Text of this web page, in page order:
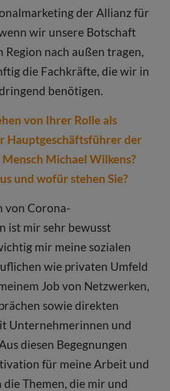
der Allianz für
wir unsere Botschaft
nach außen tragen,
die Fachkräfte, die wir in
benötigen.
von Ihrer Rolle als
Hauptgeschäftsführer der
Michael Wilkens?
und wofür stehen Sie?
von Corona-
ist mir sehr bewusst
mir meine sozialen
wie privaten Umfeld
Job von Netzwerken,
sowie direkten
Unternehmerinnen und
diesen Begegnungen
für meine Arbeit und
die Themen, die mir und